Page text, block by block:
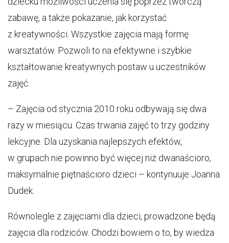
zabawę, a także pokazanie, jak korzystać
z kreatywności. Wszystkie zajęcia mają formę
warsztatów. Pozwoli to na efektywne i szybkie
kształtowanie kreatywnych postaw u uczestników
zajęć.
– Zajęcia od stycznia 2010 roku odbywają się dwa
razy w miesiącu. Czas trwania zajęć to trzy godziny
lekcyjne. Dla uzyskania najlepszych efektów,
w grupach nie powinno być więcej niż dwanaścioro,
maksymalnie piętnaścioro dzieci – kontynuuje Joanna
Dudek.
Równolegle z zajęciami dla dzieci, prowadzone będą
zajęcia dla rodziców. Chodzi bowiem o to, by wiedza